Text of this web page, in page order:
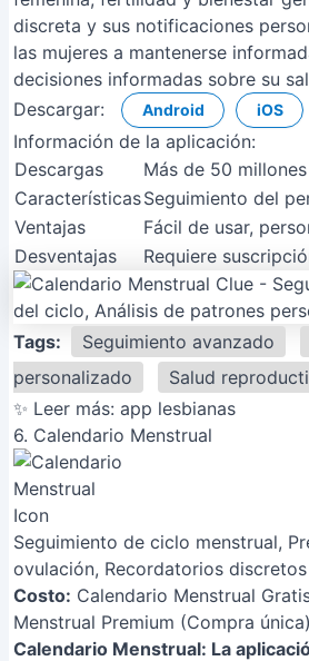
discreta y sus notificaciones
las mujeres a mantenerse
decisiones informadas sobre su
Descargar:
Android iOS
Información de la aplicación:
Descargas
Más de 50 millones
CaracterísticasSeguimiento del
Ventajas
Fácil de usar,
Desventajas
Requiere
Tags: Seguimiento avanzado
personalizado
Salud
✨ Leer más: app lesbianas
6. Calendario Menstrual
Seguimiento de ciclo menstrual,
ovulación, Recordatorios discretos
Costo: Calendario Menstrual
Menstrual Premium (Compra única)
Calendario Menstrual: La